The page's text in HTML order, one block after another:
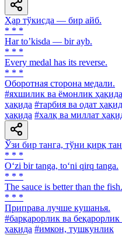
Ҳар тўкисда — бир айб.
* * *
Har toʼkisda — bir ayb.
* * *
Every medal has its reverse.
* * *
Оборотная сторона медали.
#яхшилик ва ёмонлик ҳақида
ҳақида #тарбия ва одат
ҳақида #халқ ва миллат
Ўзи бир танга, тўни қирқ
* * *
O‘zi bir tanga, to‘ni qirq tanga.
* * *
The sauce is better than the fish.
* * *
Приправа лучше кушанья.
#барқарорлик ва беқарорлик
ҳақида #имкон, тушкунлик